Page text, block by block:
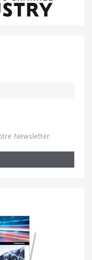
Newsletter